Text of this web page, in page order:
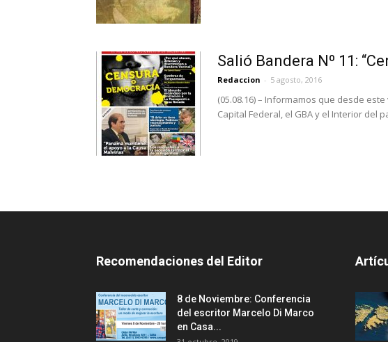
Salió Bandera Nº 11:
Redaccion - 5 agosto, 2016
(05.08.16) – Informamos que desde
Capital Federal, el GBA y el Interior del
Recomendaciones del Editor
8 de Noviembre: Conferencia
del escritor Marcelo Di Marco
en Casa...